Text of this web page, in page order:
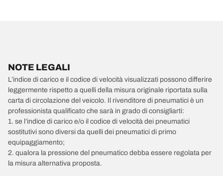
NOTE LEGALI
L’indice di carico e il codice di velocità visualizzati possono differire
leggermente rispetto a quelli della misura originale riportata sulla
carta di circolazione del veicolo. Il rivenditore di pneumatici è un
professionista qualificato che sarà in grado di consigliarti:
1. se l’indice di carico e/o il codice di velocità dei pneumatici
sostitutivi sono diversi da quelli dei pneumatici di primo
equipaggiamento;
2. qualora la pressione del pneumatico debba essere regolata per
la misura alternativa proposta.